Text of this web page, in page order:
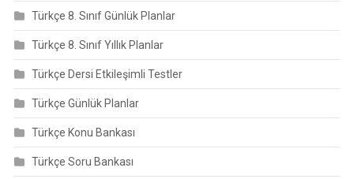
Türkçe 8. Sınıf Günlük Planlar
Türkçe 8. Sınıf Yıllık Planlar
Türkçe Dersi Etkileşimli Testler
Türkçe Günlük Planlar
Türkçe Konu Bankası
Türkçe Soru Bankası